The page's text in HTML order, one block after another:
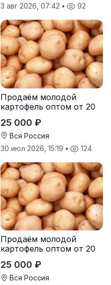
3 авг 2026, 07:42 • 92
Продаём молодой
картофель оптом от 20
25 000 ₽
Вся Россия
30 июл 2026, 15:19 • 124
Продаём молодой
картофель оптом от 20
25 000 ₽
Вся Россия